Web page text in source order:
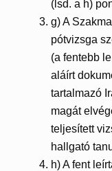
(lsd. a h)
g) A
pótvizsga
(a fentebb
aláírt
tartalmazó
magát
teljesített
hallgató
h) A fent